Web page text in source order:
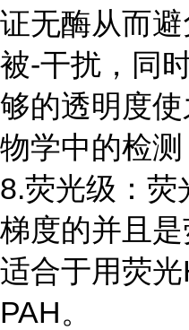
证无酶从而
被-干扰，同
够的透明度
物学中的检测
8.荧光级：荧
梯度的并且
适合于用荧
PAH。